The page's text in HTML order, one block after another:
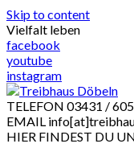
Skip to content
Vielfalt leben
facebook
youtube
instagram
TELEFON 03431 /
EMAIL
HIER FINDEST DU